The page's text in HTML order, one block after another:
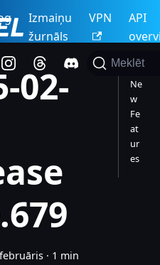
Izmaiņu
žurnāls
VPN
API
Meklēt
02-
· 1 min
Ne
w
Fe
at
ur
es